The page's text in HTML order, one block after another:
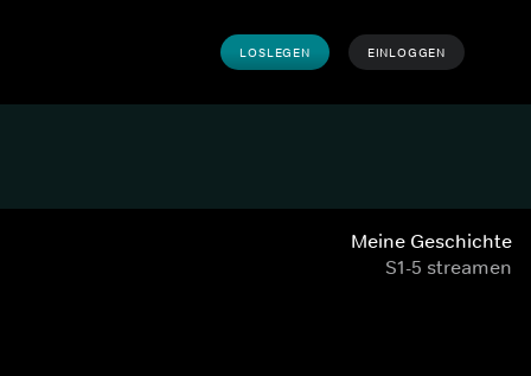
LOSLEGEN EINLOGGEN
Meine Geschichte
S1-5 streamen